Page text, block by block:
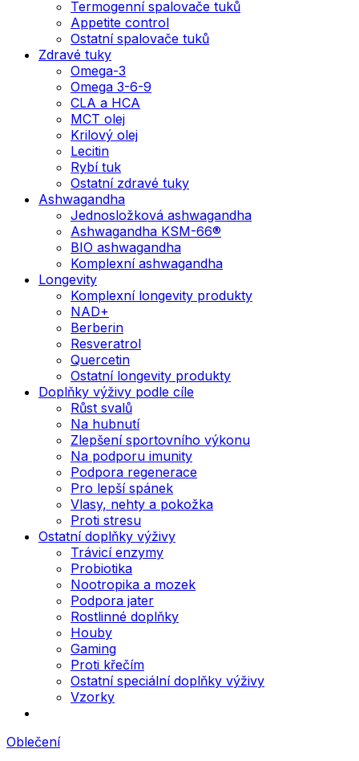
Termogenní spalovače tuků
Appetite control
Ostatní spalovače tuků
Zdravé tuky
Omega-3
Omega 3-6-9
CLA a HCA
MCT olej
Krilový olej
Lecitin
Rybí tuk
Ostatní zdravé tuky
Ashwagandha
Jednosložková ashwagandha
Ashwagandha KSM-66®
BIO ashwagandha
Komplexní ashwagandha
Longevity
Komplexní longevity produkty
NAD+
Berberin
Resveratrol
Quercetin
Ostatní longevity produkty
Doplňky výživy podle cíle
Růst svalů
Na hubnutí
Zlepšení sportovního výkonu
Na podporu imunity
Podpora regenerace
Pro lepší spánek
Vlasy, nehty a pokožka
Proti stresu
Ostatní doplňky výživy
Trávicí enzymy
Probiotika
Nootropika a mozek
Podpora jater
Rostlinné doplňky
Houby
Gaming
Proti křečím
Ostatní speciální doplňky výživy
Vzorky
Oblečení